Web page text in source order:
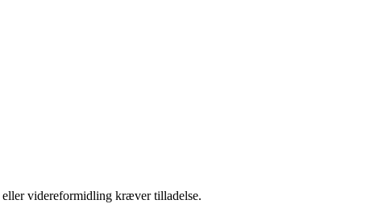
videreformidling kræver tilladelse.